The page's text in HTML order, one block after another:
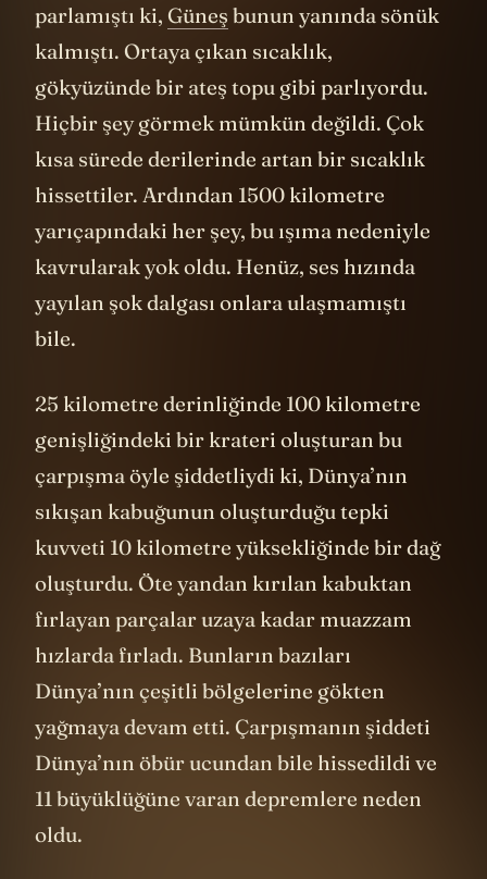
parlamıştı ki, Güneş bunun yanında sönük
kalmıştı. Ortaya çıkan sıcaklık,
gökyüzünde bir ateş topu gibi parlıyordu.
Hiçbir şey görmek mümkün değildi. Çok
kısa sürede derilerinde artan bir sıcaklık
hissettiler. Ardından 1500 kilometre
yarıçapındaki her şey, bu ışıma nedeniyle
kavrularak yok oldu. Henüz, ses hızında
yayılan şok dalgası onlara ulaşmamıştı
bile.
25 kilometre derinliğinde 100 kilometre
genişliğindeki bir krateri oluşturan bu
çarpışma öyle şiddetliydi ki, Dünya’nın
sıkışan kabuğunun oluşturduğu tepki
kuvveti 10 kilometre yüksekliğinde bir dağ
oluşturdu. Öte yandan kırılan kabuktan
fırlayan parçalar uzaya kadar muazzam
hızlarda fırladı. Bunların bazıları
Dünya’nın çeşitli bölgelerine gökten
yağmaya devam etti. Çarpışmanın şiddeti
Dünya’nın öbür ucundan bile hissedildi ve
11 büyüklüğüne varan depremlere neden
oldu.